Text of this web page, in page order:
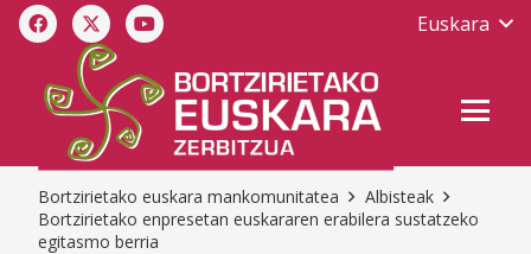
Euskara
Bortzirietako euskara mankomunitatea
Albisteak
Bortzirietako enpresetan euskararen erabilera sustatzeko
egitasmo berria